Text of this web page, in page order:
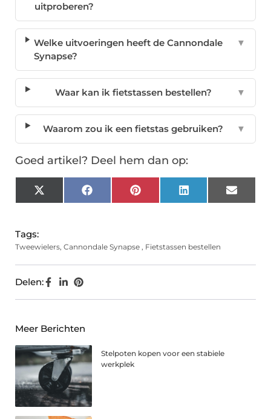
uitproberen?
Welke uitvoeringen heeft de Cannondale
Synapse?
▼
Waar kan ik fietstassen bestellen? ▼
Waarom zou ik een fietstas gebruiken? ▼
Goed artikel? Deel hem dan op:
X
(Twitter)
FacebookPinterest LinkedIn Email
Tags:
Tweewielers, Cannondale Synapse , Fietstassen bestellen
Delen:
Meer Berichten
Stelpoten kopen voor een stabiele
werkplek